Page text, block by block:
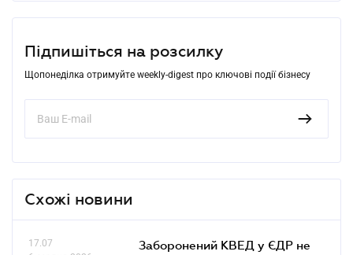
Підпишіться на розсилку
Щопонеділка отримуйте weekly-digest про ключові події бізнесу
Схожі новини
17.07
Заборонений КВЕД у ЄДР не